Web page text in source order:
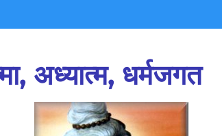
अध्यात्म, धर्मजगत